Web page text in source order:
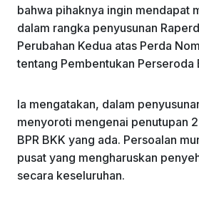
bahwa pihaknya ingin mendapat
dalam rangka penyusunan
Perubahan Kedua atas Perda
tentang Pembentukan Perseroda
Ia mengatakan, dalam
menyoroti mengenai penutupan
BPR BKK yang ada. Persoalan
pusat yang mengharuskan
secara keseluruhan.